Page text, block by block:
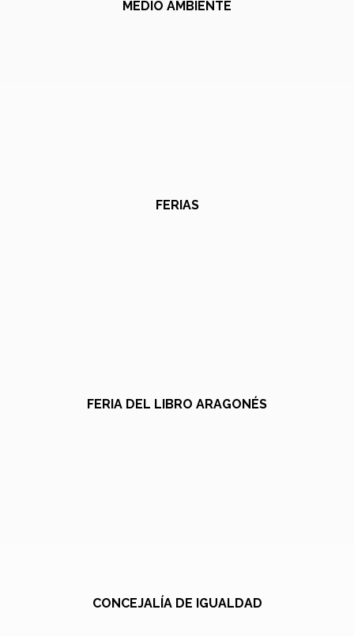
MEDIO AMBIENTE
FERIAS
FERIA DEL LIBRO ARAGONÉS
CONCEJALÍA DE IGUALDAD